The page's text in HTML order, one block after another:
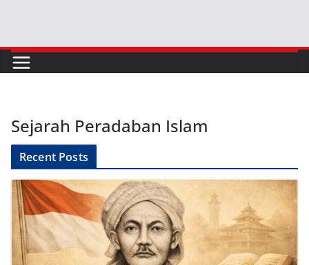
content
Sejarah Peradaban Islam
Recent Posts